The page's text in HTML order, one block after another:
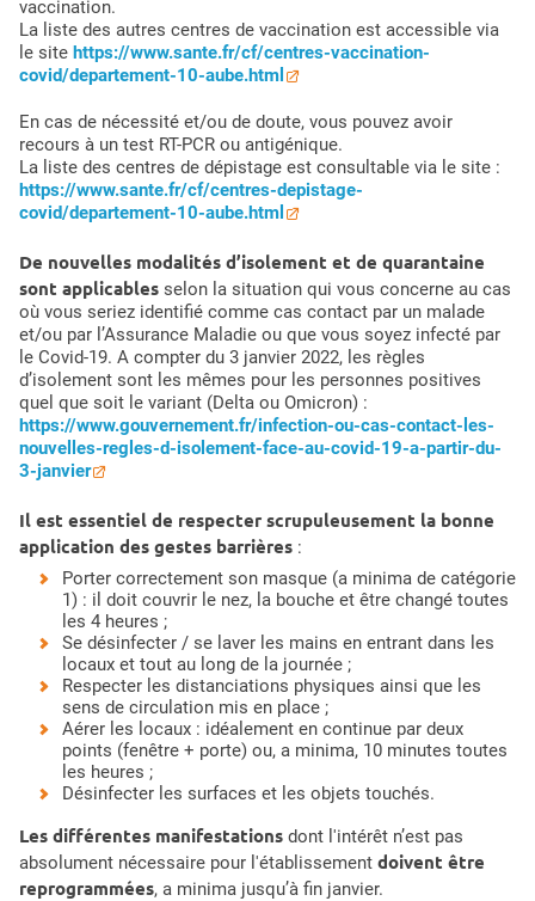
vaccination.
La liste des autres centres de vaccination est accessible via
le site https://www.sante.fr/cf/centres-vaccination-
covid/departement-10-aube.html
En cas de nécessité et/ou de doute, vous pouvez avoir
recours à un test RT-PCR ou antigénique.
La liste des centres de dépistage est consultable via le site :
https://www.sante.fr/cf/centres-depistage-
covid/departement-10-aube.html
De nouvelles modalités d’isolement et de quarantaine
sont applicables selon la situation qui vous concerne au cas
où vous seriez identifié comme cas contact par un malade
et/ou par l’Assurance Maladie ou que vous soyez infecté par
le Covid-19. A compter du 3 janvier 2022, les règles
d’isolement sont les mêmes pour les personnes positives
quel que soit le variant (Delta ou Omicron) :
https://www.gouvernement.fr/infection-ou-cas-contact-les-
nouvelles-regles-d-isolement-face-au-covid-19-a-partir-du-
3-janvier
Il est essentiel de respecter scrupuleusement la bonne
application des gestes barrières :
Porter correctement son masque (a minima de catégorie
1) : il doit couvrir le nez, la bouche et être changé toutes
les 4 heures ;
Se désinfecter / se laver les mains en entrant dans les
locaux et tout au long de la journée ;
Respecter les distanciations physiques ainsi que les
sens de circulation mis en place ;
Aérer les locaux : idéalement en continue par deux
points (fenêtre + porte) ou, a minima, 10 minutes toutes
les heures ;
Désinfecter les surfaces et les objets touchés.
Les différentes manifestations dont l'intérêt n’est pas
absolument nécessaire pour l'établissement doivent être
reprogrammées, a minima jusqu’à fin janvier.